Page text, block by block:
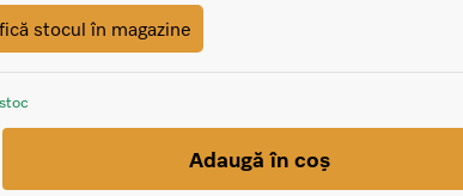
stocul în magazine
Adaugă în coș